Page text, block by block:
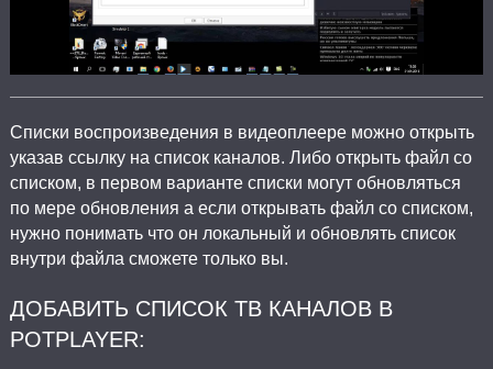
Списки воспроизведения в видеоплеере можно открыть
указав ссылку на список каналов. Либо открыть файл со
списком, в первом варианте списки могут обновляться
по мере обновления а если открывать файл со списком,
нужно понимать что он локальный и обновлять список
внутри файла сможете только вы.
ДОБАВИТЬ СПИСОК ТВ КАНАЛОВ В
POTPLAYER: